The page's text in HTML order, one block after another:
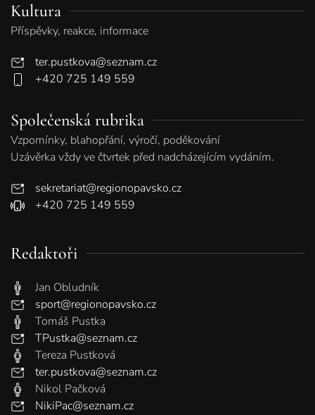
Kultura
Příspěvky, reakce, informace
ter.pustkova@seznam.cz
+420 725 149 559
Společenská rubrika
Vzpomínky, blahopřání, výročí, poděkování
Uzávěrka vždy ve čtvrtek před nadcházejícím vydáním.
sekretariat@regionopavsko.cz
+420 725 149 559
Redaktoři
Jan Obludník
sport@regionopavsko.cz
Tomáš Pustka
TPustka@seznam.cz
Tereza Pustková
ter.pustkova@seznam.cz
Nikol Pačková
NikiPac@seznam.cz